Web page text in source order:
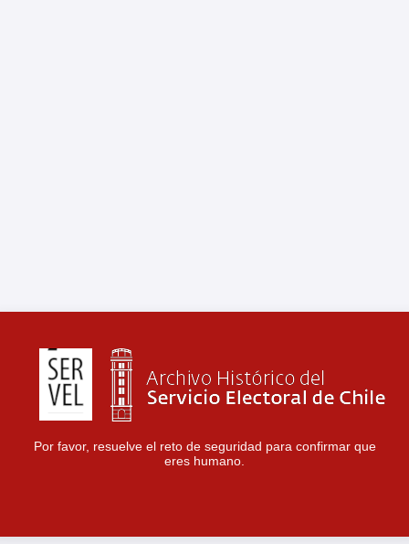
Por favor, resuelve el reto de seguridad para confirmar que
eres humano.